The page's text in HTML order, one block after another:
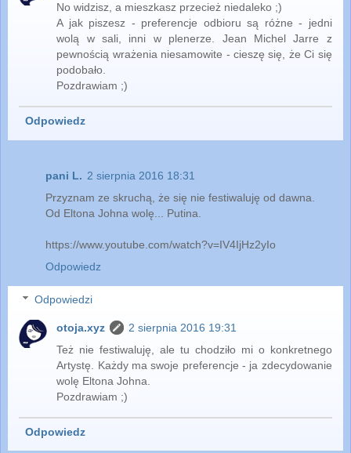
No widzisz, a mieszkasz przecież niedaleko ;)
A jak piszesz - preferencje odbioru są różne - jedni
wolą w sali, inni w plenerze. Jean Michel Jarre z
pewnością wrażenia niesamowite - cieszę się, że Ci się
podobało.
Pozdrawiam ;)
Odpowiedz
pani L. 2 sierpnia 2016 18:31
Przyznam ze skruchą, że się nie festiwaluję od dawna.
Od Eltona Johna wolę... Putina.
https://www.youtube.com/watch?v=IV4IjHz2yIo
Odpowiedz
Odpowiedzi
otoja.xyz
2 sierpnia 2016 19:31
Też nie festiwaluję, ale tu chodziło mi o konkretnego
Artystę. Każdy ma swoje preferencje - ja zdecydowanie
wolę Eltona Johna.
Pozdrawiam ;)
Odpowiedz